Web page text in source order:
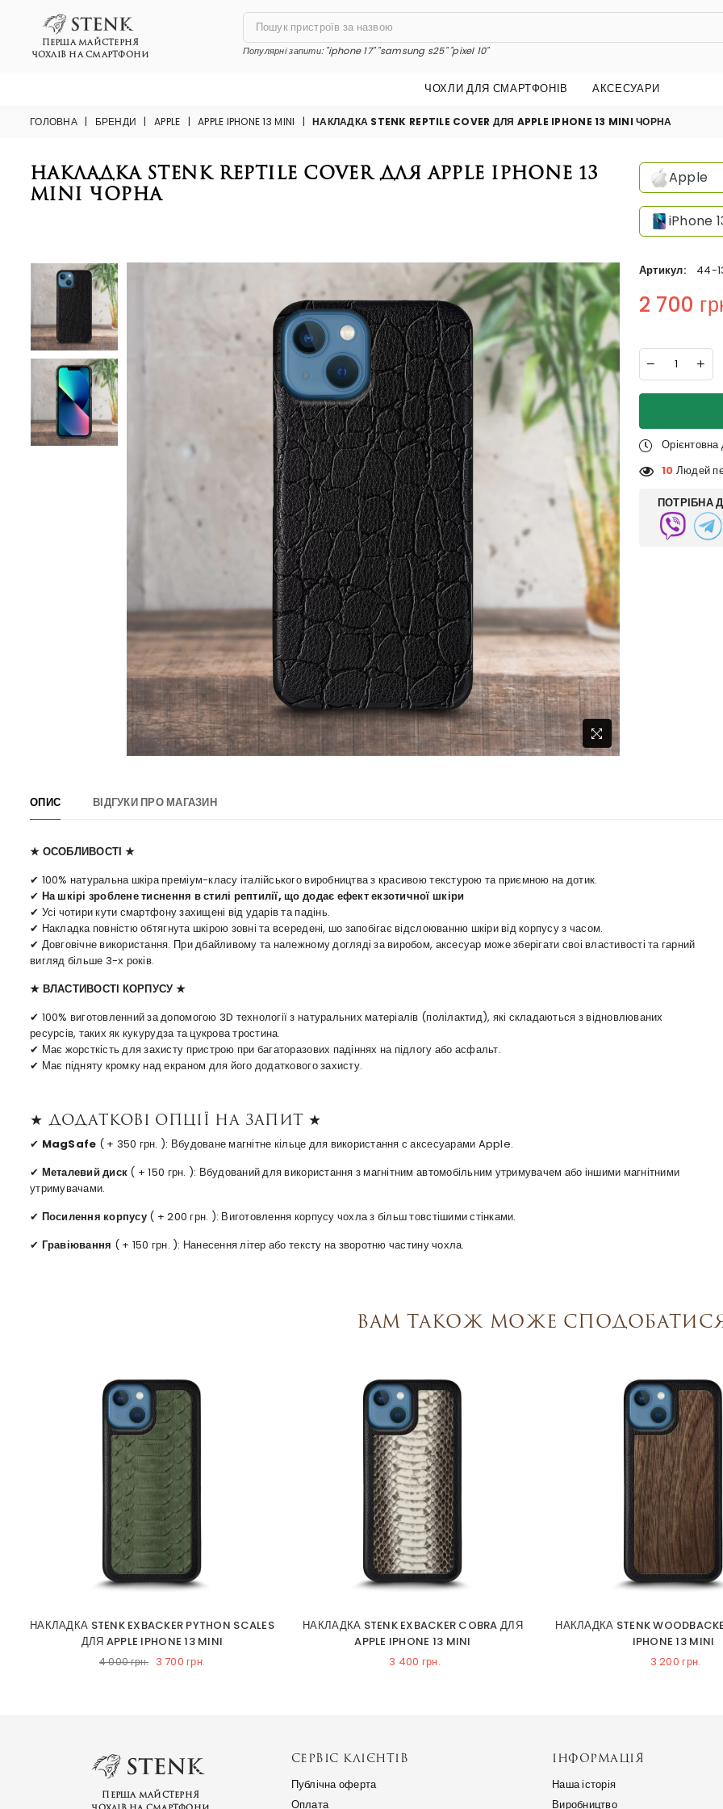
ПЕРША МАЙСТЕРНЯ
ЧОХЛІВ НА СМАРТФОНИ
Популярні запити:"iphone 17" "samsung s25" "pixel 10"
ЧОХЛИ ДЛЯ СМАРТФОНІВ АКСЕСУАРИ
ГОЛОВНА | БРЕНДИ | APPLE | APPLE IPHONE 13 MINI | НАКЛАДКА STENK REPTILE COVER ДЛЯ APPLE IPHONE 13 MINI ЧОРНА
Накладка Stenk Reptile Cover для Apple iPhone 13
mini Чорна
Apple
iPhone
Артикул: 44-
Regular price
2 700
10 Людей
ПОТРІБНА
ОПИС ВІДГУКИ ПРО МАГАЗИН
★ ОСОБЛИВОСТІ ★
✔ 100% натуральна шкіра преміум-класу італійського виробництва з красивою текстурою та приємною на дотик.
✔ На шкірі зроблене тиснення в стилі рептилії, що додає ефект екзотичної шкіри
✔ Усі чотири кути смартфону захищені від ударів та падінь.
✔ Накладка повністю обтягнута шкірою зовні та всередені, шо запобігає відслоюванню шкіри від корпусу з часом.
✔ Довговічне використання. При дбайливому та належному догляді за виробом, аксесуар може зберігати своі властивості та гарний
вигляд більше 3-х років.
★ ВЛАСТИВОСТІ КОРПУСУ ★
✔ 100% виготовленний за допомогою 3D технології з натуральних матеріалів (полілактид), які складаються з відновлюваних
ресурсів, таких як кукурудза та цукрова тростина.
✔ Має жорсткість для захисту пристрою при багаторазових падіннях на підлогу або асфальт.
✔ Має підняту кромку над екраном для його додаткового захисту.
★ Додаткові опції на запит ★
✔ MagSafe ( + 350 грн. ): Вбудоване магнітне кільце для використання с аксесуарами Apple.
✔ Металевий диск ( + 150 грн. ): Вбудований для використання з магнітним автомобільним утримувачем або іншими магнітними
утримувачами.
✔ Посилення корпусу ( + 200 грн. ): Виготовлення корпусу чохла з більш товстішими стінками.
✔ Гравіювання ( + 150 грн. ): Нанесення літер або тексту на зворотню частину чохла.
Вам також може
НАКЛАДКА STENK EXBACKER PYTHON SCALES
ДЛЯ APPLE IPHONE 13 MINI
4 000 грн. 3 700 грн.
НАКЛАДКА STENK EXBACKER COBRA ДЛЯ
APPLE IPHONE 13 MINI
3 400 грн.
НАКЛАДКА STENK
IPHONE 13 MINI
3 200 грн.
Перша майстерня
чохлів на смартфони
СЕРВІС КЛІЄНТІВ
Публічна оферта
Оплата
ІНФОРМАЦІЯ
Наша історія
Виробництво